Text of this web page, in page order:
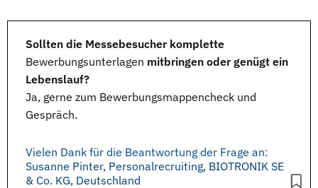
Sollten die Messebesucher komplette
Bewerbungsunterlagen mitbringen oder genügt ein
Lebenslauf?
Ja, gerne zum Bewerbungsmappencheck und
Gespräch.
Vielen Dank für die Beantwortung der Frage an:
Susanne Pinter, Personalrecruiting, BIOTRONIK SE
& Co. KG, Deutschland